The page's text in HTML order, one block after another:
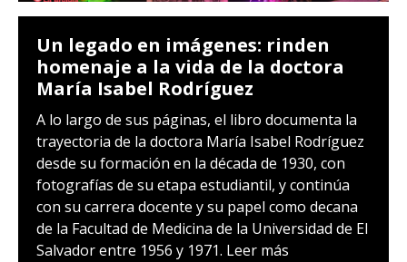
Un legado en imágenes: rinden
homenaje a la vida de la doctora
María Isabel Rodríguez
A lo largo de sus páginas, el libro documenta la
trayectoria de la doctora María Isabel Rodríguez
desde su formación en la década de 1930, con
fotografías de su etapa estudiantil, y continúa
con su carrera docente y su papel como decana
de la Facultad de Medicina de la Universidad de El
Salvador entre 1956 y 1971. Leer más